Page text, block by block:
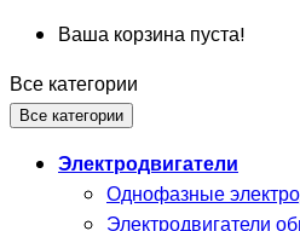
Ваша корзина пуста!
Все категории
Все категории
Электродвигатели
Однофазные
Электродвигатели